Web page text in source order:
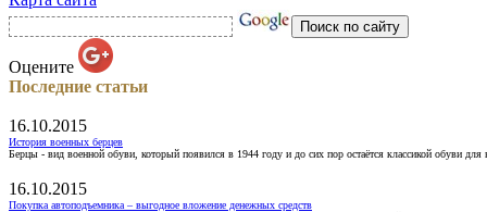
Оцените
Последние статьи
16.10.2015
История военных берцев
Берцы - вид военной обуви, который появился в 1944 году и до сих пор остаётся классикой обуви
16.10.2015
Покупка автоподъемника – выгодное вложение денежных средств